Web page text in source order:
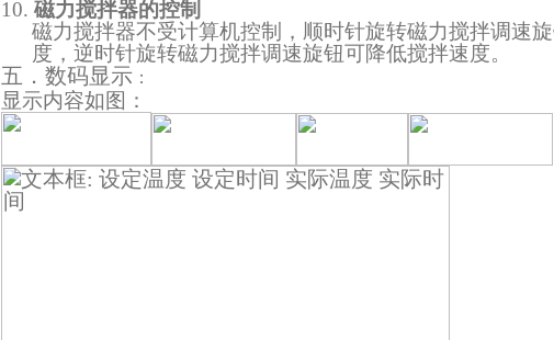
10. 磁力搅拌器的控制
磁力搅拌器不受计算机控制，顺时针旋转磁力搅拌调速
度，逆时针旋转磁力搅拌调速旋钮可降低搅拌速度。
五．数码显示：
显示内容如图：